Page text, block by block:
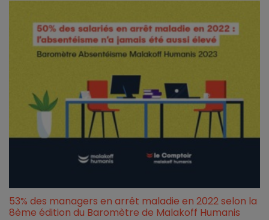
53% des managers en arrêt maladie en 2022 selon la
8ème édition du Baromètre de Malakoff Humanis